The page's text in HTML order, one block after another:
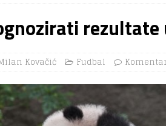
rezultate
Kovačić Fudbal